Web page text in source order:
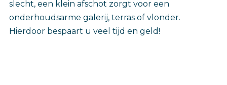
slecht, een klein afschot zorgt voor een
onderhoudsarme galerij, terras of vlonder.
Hierdoor bespaart u veel tijd en geld!